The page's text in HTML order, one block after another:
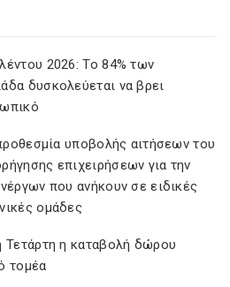
2026: Το 84% των
δυσκολεύεται να βρει
υποβολής αιτήσεων του
επιχειρήσεων για την
που ανήκουν σε ειδικές
ομάδες
Τετάρτη η καταβολή δώρου
τομέα